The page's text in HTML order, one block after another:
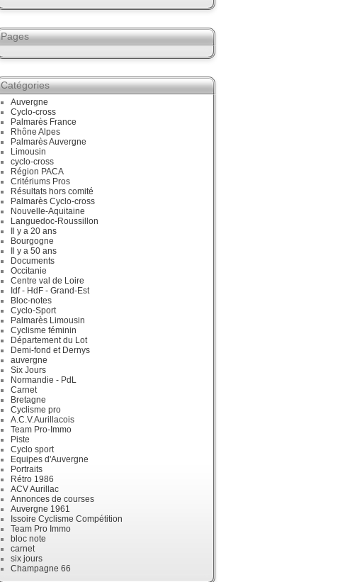
Pages
Catégories
Auvergne
Cyclo-cross
Palmarès France
Rhône Alpes
Palmarès Auvergne
Limousin
cyclo-cross
Région PACA
Critériums Pros
Résultats hors comité
Palmarès Cyclo-cross
Nouvelle-Aquitaine
Languedoc-Roussillon
Il y a 20 ans
Bourgogne
Il y a 50 ans
Documents
Occitanie
Centre val de Loire
Idf - HdF - Grand-Est
Bloc-notes
Cyclo-Sport
Palmarès Limousin
Cyclisme féminin
Département du Lot
Demi-fond et Dernys
auvergne
Six Jours
Normandie - PdL
Carnet
Bretagne
Cyclisme pro
A.C.V.Aurillacois
Team Pro-Immo
Piste
Cyclo sport
Equipes d'Auvergne
Portraits
Rétro 1986
ACV Aurillac
Annonces de courses
Auvergne 1961
Issoire Cyclisme Compétition
Team Pro Immo
bloc note
carnet
six jours
Champagne 66